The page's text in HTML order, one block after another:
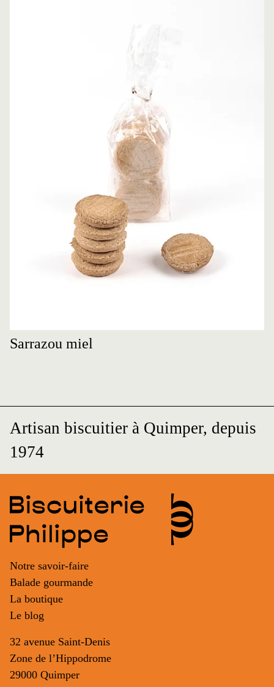
Sarrazou miel
Artisan biscuitier à Quimper, depuis
1974
Notre savoir-faire
Balade gourmande
La boutique
Le blog
32 avenue Saint-Denis
Zone de l’Hippodrome
29000 Quimper